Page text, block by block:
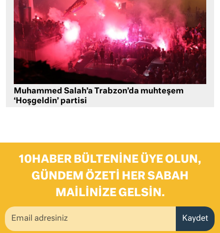
Muhammed Salah’a Trabzon’da muhteşem
‘Hoşgeldin’ partisi
10HABER BÜLTENINE ÜYE OLUN,
GÜNDEM ÖZETI HER SABAH
MAILINIZE GELSIN.
Kaydet